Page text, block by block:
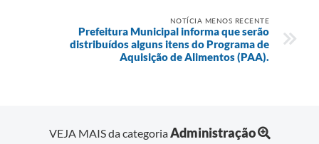
NOTÍCIA MENOS RECENTE
Prefeitura Municipal informa que serão
distribuídos alguns itens do Programa de
Aquisição de Alimentos (PAA).
VEJA MAIS da categoriaAdministração